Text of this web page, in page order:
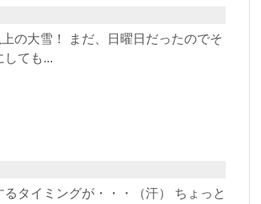
の大雪！ まだ、日曜日だったのでそ
しても...
タイミングが・・・（汗） ちょっと